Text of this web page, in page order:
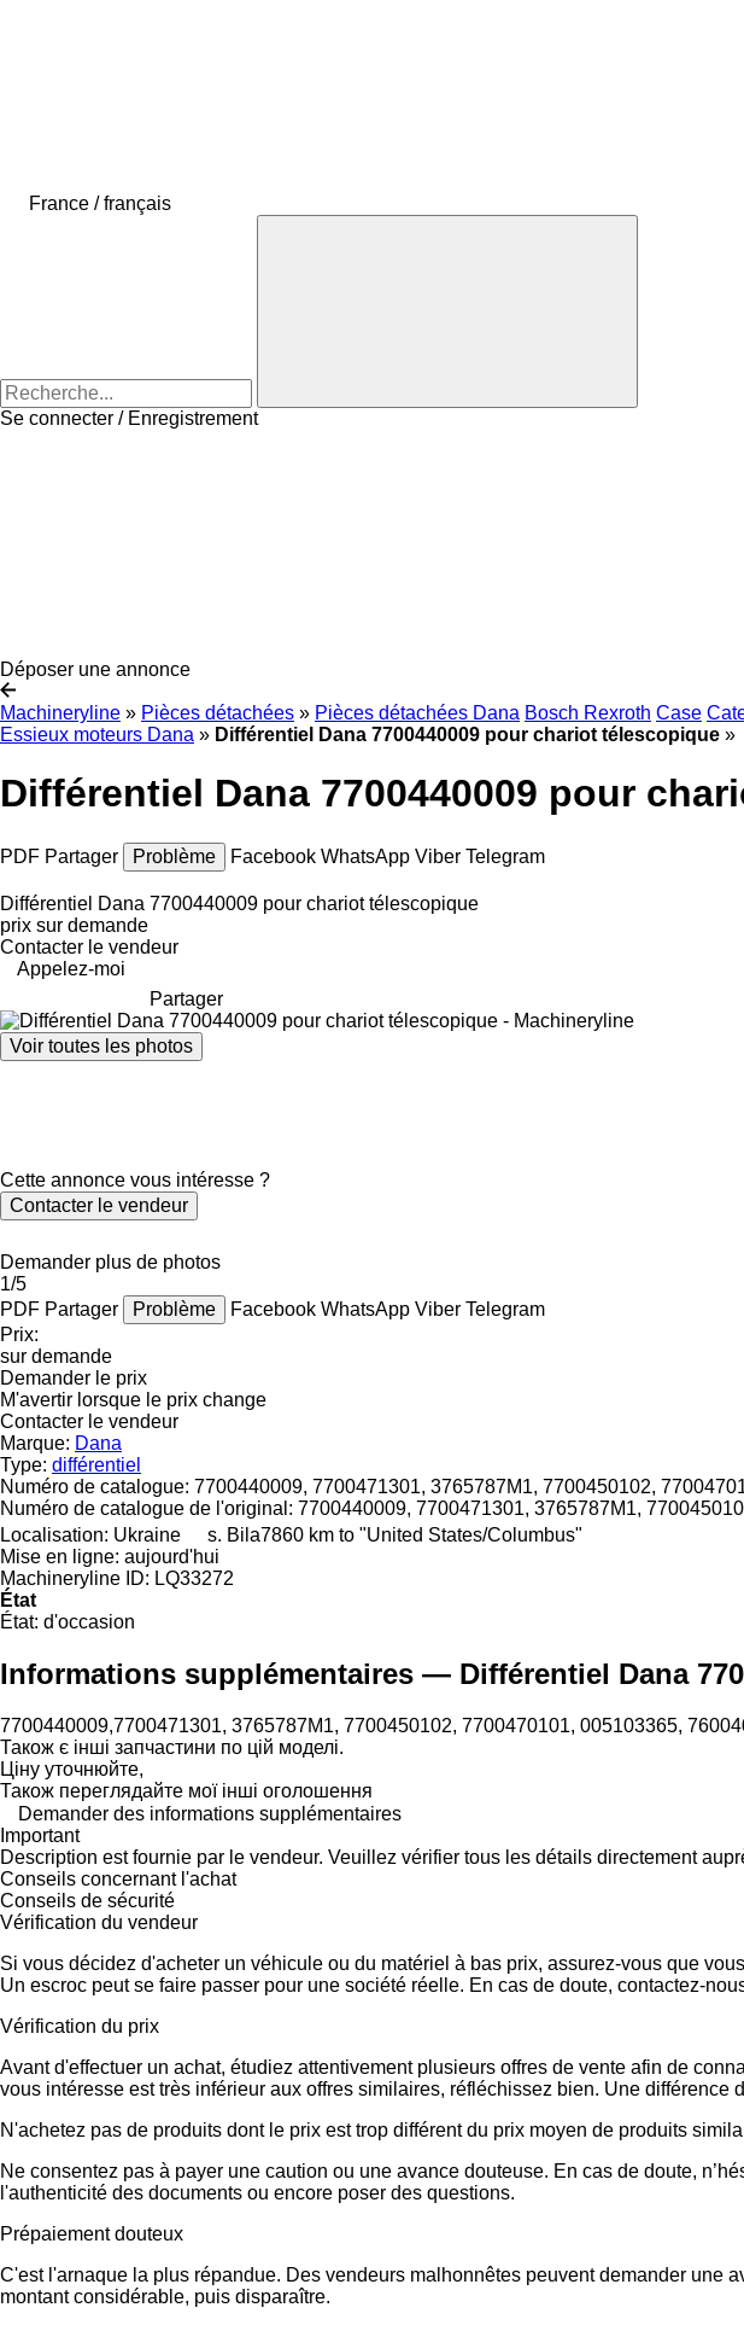
France / français
Se connecter / Enregistrement
Déposer une annonce
Machineryline » Pièces détachées » Pièces détachées Dana Bosch Rexroth Case
Essieux moteurs Dana » Différentiel Dana 7700440009 pour chariot télescopique »
Différentiel Dana 7700440009 pour
PDF Partager Problème Facebook WhatsApp Viber Telegram
Différentiel Dana 7700440009 pour chariot télescopique
prix sur demande
Contacter le vendeur
Appelez-moi
Partager
Voir toutes les photos
Cette annonce vous intéresse ?
Contacter le vendeur
Demander plus de photos
1/5
PDF Partager Problème Facebook WhatsApp Viber Telegram
Prix:
sur demande
Demander le prix
M'avertir lorsque le prix change
Contacter le vendeur
Marque: Dana
Type: différentiel
Numéro de catalogue: 7700440009, 7700471301, 3765787M1, 7700450102,
Numéro de catalogue de l'original: 7700440009, 7700471301, 3765787M1,
Localisation: Ukraine s. Bila7860 km to "United States/Columbus"
Mise en ligne: aujourd'hui
Machineryline ID: LQ33272
État
État: d'occasion
Informations supplémentaires — Différentiel Dana
7700440009,7700471301, 3765787M1, 7700450102, 7700470101, 005103365,
Також є інші запчастини по цій моделі.
Ціну уточнюйте,
Також переглядайте мої інші оголошення
Demander des informations supplémentaires
Important
Description est fournie par le vendeur. Veuillez vérifier tous les détails directement
Conseils concernant l'achat
Conseils de sécurité
Vérification du vendeur
Si vous décidez d'acheter un véhicule ou du matériel à bas prix, assurez-vous que
Un escroc peut se faire passer pour une société réelle. En cas de doute, contactez-
Vérification du prix
Avant d'effectuer un achat, étudiez attentivement plusieurs offres de vente afin de
vous intéresse est très inférieur aux offres similaires, réfléchissez bien. Une
N'achetez pas de produits dont le prix est trop différent du prix moyen de produits
Ne consentez pas à payer une caution ou une avance douteuse. En cas de doute,
l'authenticité des documents ou encore poser des questions.
Prépaiement douteux
C'est l'arnaque la plus répandue. Des vendeurs malhonnêtes peuvent demander une
montant considérable, puis disparaître.